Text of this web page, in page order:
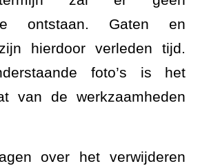
ontstaan. Gaten en
hierdoor verleden tijd.
foto’s is het
van de werkzaamheden
over het verwijderen